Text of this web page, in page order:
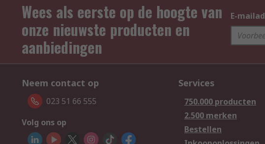
Wees als eerste op de hoogte van
onze nieuwste producten en
aanbiedingen
E-
Neem contact op
023 51 66 555
Volg ons op
Services
750.000 producten
2.500 merken
Bestellen